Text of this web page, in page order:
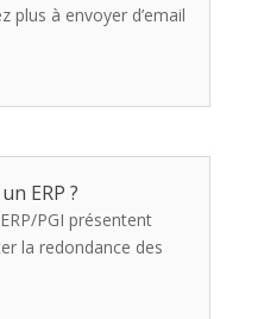
plus à envoyer d’email
ERP ?
PGI présentent
la redondance des